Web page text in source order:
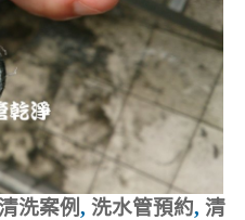
洗案例, 洗水管預約, 清